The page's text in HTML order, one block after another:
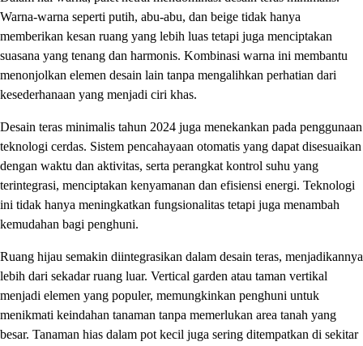
Warna-warna seperti putih, abu-abu, dan beige tidak hanya
memberikan kesan ruang yang lebih luas tetapi juga menciptakan
suasana yang tenang dan harmonis. Kombinasi warna ini membantu
menonjolkan elemen desain lain tanpa mengalihkan perhatian dari
kesederhanaan yang menjadi ciri khas.
Desain teras minimalis tahun 2024 juga menekankan pada penggunaan
teknologi cerdas. Sistem pencahayaan otomatis yang dapat disesuaikan
dengan waktu dan aktivitas, serta perangkat kontrol suhu yang
terintegrasi, menciptakan kenyamanan dan efisiensi energi. Teknologi
ini tidak hanya meningkatkan fungsionalitas tetapi juga menambah
kemudahan bagi penghuni.
Ruang hijau semakin diintegrasikan dalam desain teras, menjadikannya
lebih dari sekadar ruang luar. Vertical garden atau taman vertikal
menjadi elemen yang populer, memungkinkan penghuni untuk
menikmati keindahan tanaman tanpa memerlukan area tanah yang
besar. Tanaman hias dalam pot kecil juga sering ditempatkan di sekitar